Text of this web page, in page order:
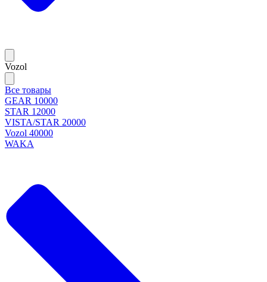
Vozol
Все товары
GEAR 10000
STAR 12000
VISTA/STAR 20000
Vozol 40000
WAKA